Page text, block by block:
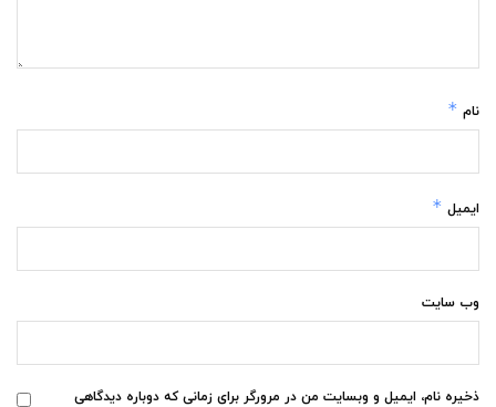
نام *
ایمیل *
وب‌ سایت
ذخیره نام، ایمیل و وبسایت من در مرورگر برای زمانی که دوباره دیدگاهی